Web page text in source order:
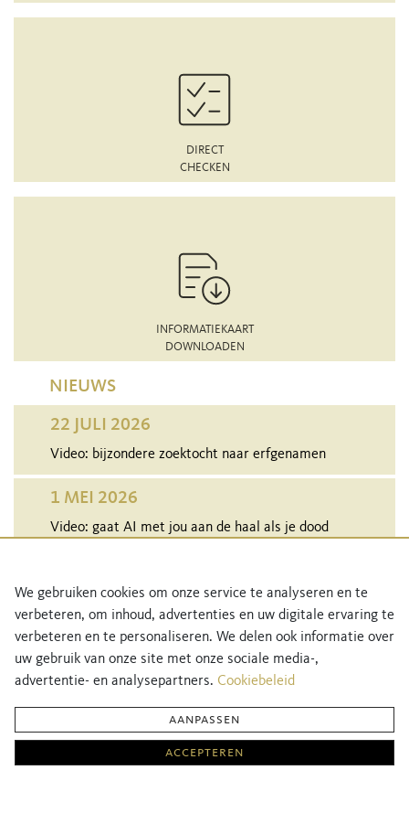
We gebruiken cookies om onze service te analyseren en te
verbeteren, om inhoud, advertenties en uw digitale ervaring te
verbeteren en te personaliseren. We delen ook informatie over
uw gebruik van onze site met onze sociale media-,
advertentie- en analysepartners. Cookiebeleid
aanpassen
accepteren
DIRECT
CHECKEN
INFORMATIEKAART
DOWNLOADEN
NIEUWS
22 JULI 2026
Video: bijzondere zoektocht naar erfgenamen
1 MEI 2026
Video: gaat AI met jou aan de haal als je dood
29 APRIL 2026
Audio: bewuste keuzes maken als je gaat trouwen
MEER NIEUWS
Netwerk Notarissen Direct is een initiatief van Netwerk Notarissen, de grootste en
sterkste notariële community van Nederland.